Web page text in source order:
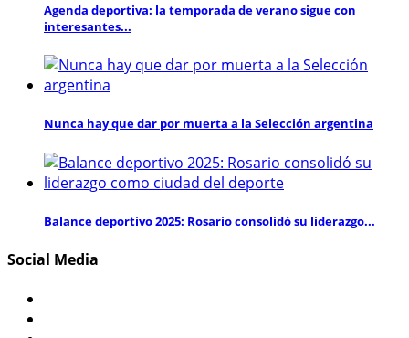
Agenda deportiva: la temporada de verano sigue con
interesantes...
Nunca hay que dar por muerta a la Selección argentina
Balance deportivo 2025: Rosario consolidó su liderazgo...
Social Media